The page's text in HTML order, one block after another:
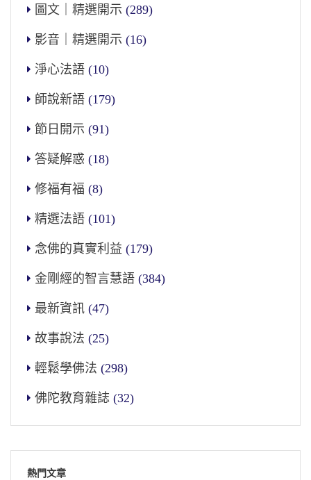
圖文｜精選開示 (289)
影音｜精選開示 (16)
淨心法語 (10)
師說新語 (179)
節日開示 (91)
答疑解惑 (18)
修福有福 (8)
精選法語 (101)
念佛的真實利益 (179)
金剛經的智言慧語 (384)
最新資訊 (47)
故事說法 (25)
輕鬆學佛法 (298)
佛陀教育雜誌 (32)
熱門文章